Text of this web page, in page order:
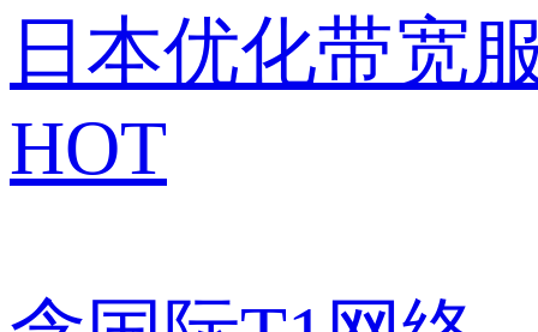
日本优化带宽
HOT